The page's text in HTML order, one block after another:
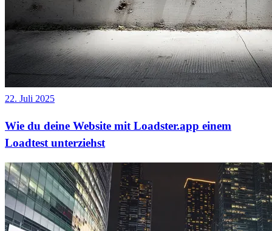
22. Juli 2025
Wie du deine Website mit Loadster.app einem
Loadtest unterziehst